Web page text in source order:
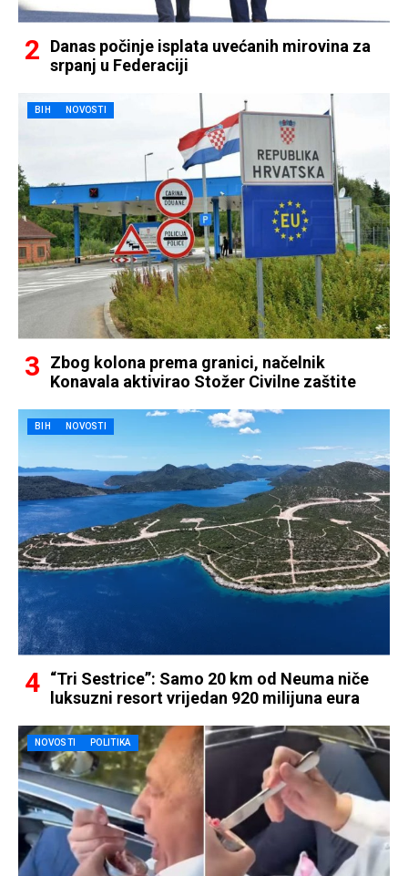
Danas počinje isplata uvećanih mirovina za
srpanj u Federaciji
BIH NOVOSTI
Zbog kolona prema granici, načelnik
Konavala aktivirao Stožer Civilne zaštite
BIH NOVOSTI
“Tri Sestrice”: Samo 20 km od Neuma niče
luksuzni resort vrijedan 920 milijuna eura
NOVOSTI POLITIKA